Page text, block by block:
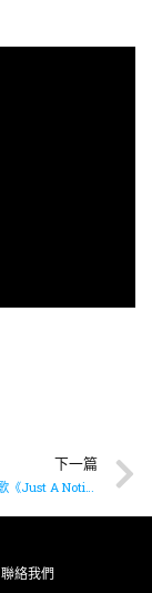
下一篇
ABBA推出新派台歌《Just A Notion》
聯絡我們